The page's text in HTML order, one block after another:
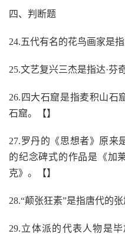
四、判断题
24.五代有名的花鸟画家是
25.文艺复兴三杰是指达·芬
26.四大石窟是指麦积山石
石窟。【】
27.罗丹的《思想者》原来
的纪念碑式的作品是《加
克》。【】
28.“颠张狂素”是指唐代的张
29.立体派的代表人物是